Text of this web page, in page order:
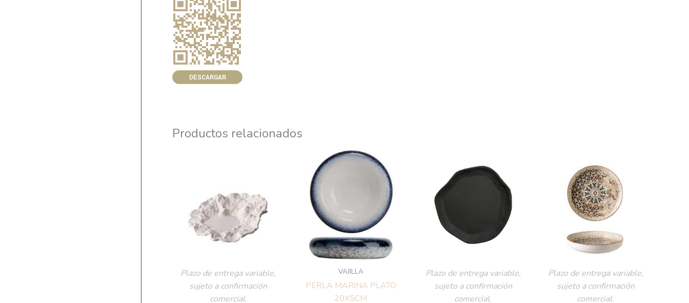
DESCARGAR
Productos relacionados
Plazo de entrega variable,
sujeto a confirmación
comercial.
VAJILLA
PERLA MARINA PLATO
20X5CM
Plazo de entrega variable,
sujeto a confirmación
comercial.
Plazo de entrega variable,
sujeto a confirmación
comercial.